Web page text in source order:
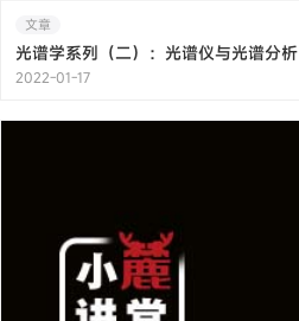
文章
光谱学系列（二）：光谱仪与光谱分析
2022-01-17